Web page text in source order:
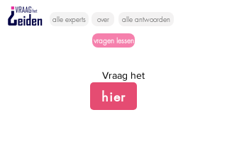
alle experts over alle antwoorden
vragen lessen
Vraag het
hier